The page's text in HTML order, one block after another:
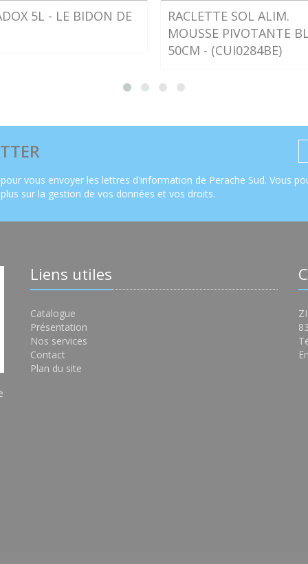
5L - LE BIDON DE
RACLETTE SOL ALIM.
MOUSSE PIVOTANTE
50CM - (CUI0284BE)
vous envoyer les lettres d'information de Perache Sud. Vous
sur la gestion de vos données et vos droits.
Liens utiles
Catalogue
Présentation
Nos services
Contact
Plan du site